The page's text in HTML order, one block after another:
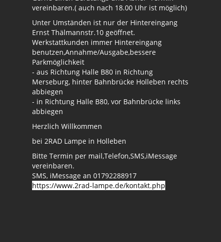
vereinbaren.( auch nach 18.00 Uhr ist möglich)
Unter Umständen ist nur der Hintereingang
Ernst Thälmannstr.10 geöffnet.
Werkstattkunden immer Hintereingang
benutzen,Annahme/Ausgabe,bessere
Parkmöglichkeit
- aus Richtung Halle B80 in Richtung
Merseburg, hinter Bahnbrücke Holleben rechts
abbiegen
- in Richtung Halle B80, vor Bahnbrücke links
abbiegen
Herzlich Willkommen
bei 2RAD Lampe in Holleben
Bitte Termin per mail,Telefon,SMS,iMessage
vereinbaren.
SMS, iMessage an 01792288917
https://www.2rad-lampe.de/kontakt.php